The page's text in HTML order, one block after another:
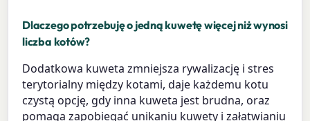
Dlaczego potrzebuję o jedną kuwetę więcej niż wynosi
liczba kotów?
Dodatkowa kuweta zmniejsza rywalizację i stres
terytorialny między kotami, daje każdemu kotu
czystą opcję, gdy inna kuweta jest brudna, oraz
pomaga zapobiegać unikaniu kuwety i załatwianiu